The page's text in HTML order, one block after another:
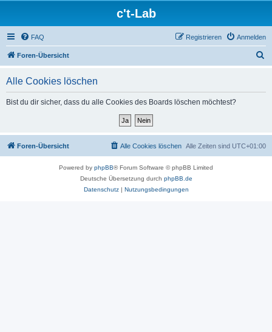
c't-Lab
FAQ Anmelden
Registrieren
Foren-Übersicht
Alle Cookies löschen
Bist du dir sicher, dass du alle Cookies des Boards löschen möchtest?
Foren-Übersicht Alle Zeiten sind UTC+01:00
Alle Cookies löschen
Powered by phpBB® Forum Software © phpBB Limited
Deutsche Übersetzung durch phpBB.de
Datenschutz| Nutzungsbedingungen